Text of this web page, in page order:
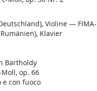
Violine —
Klavier
Bartholdy
op. 66
e con fuoco